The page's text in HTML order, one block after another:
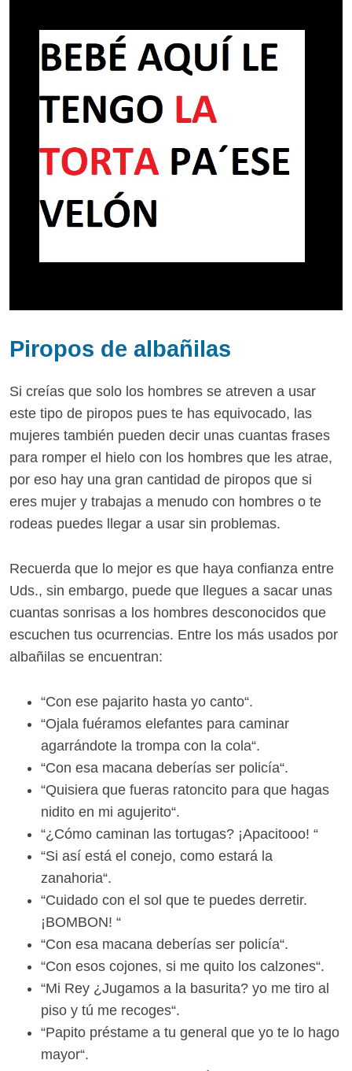
Piropos de albañilas
Si creías que solo los hombres se atreven a usar
este tipo de piropos pues te has equivocado, las
mujeres también pueden decir unas cuantas frases
para romper el hielo con los hombres que les atrae,
por eso hay una gran cantidad de piropos que si
eres mujer y trabajas a menudo con hombres o te
rodeas puedes llegar a usar sin problemas.
Recuerda que lo mejor es que haya confianza entre
Uds., sin embargo, puede que llegues a sacar unas
cuantas sonrisas a los hombres desconocidos que
escuchen tus ocurrencias. Entre los más usados por
albañilas se encuentran:
“Con ese pajarito hasta yo canto“.
“Ojala fuéramos elefantes para caminar
agarrándote la trompa con la cola“.
“Con esa macana deberías ser policía“.
“Quisiera que fueras ratoncito para que hagas
nidito en mi agujerito“.
“¿Cómo caminan las tortugas? ¡Apacitooo! “
“Si así está el conejo, como estará la
zanahoria“.
“Cuidado con el sol que te puedes derretir.
¡BOMBON! “
“Con esa macana deberías ser policía“.
“Con esos cojones, si me quito los calzones“.
“Mi Rey ¿Jugamos a la basurita? yo me tiro al
piso y tú me recoges“.
“Papito préstame a tu general que yo te lo hago
mayor“.